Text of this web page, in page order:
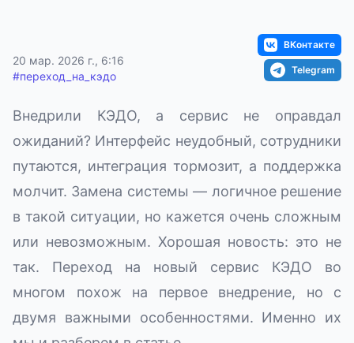
20 мар. 2026 г., 6:16
#переход_на_кэдо
ВКонтакте
Telegram
Внедрили КЭДО, а сервис не оправдал
ожиданий? Интерфейс неудобный, сотрудники
путаются, интеграция тормозит, а поддержка
молчит. Замена системы — логичное решение
в такой ситуации, но кажется очень сложным
или невозможным. Хорошая новость: это не
так. Переход на новый сервис КЭДО во
многом похож на первое внедрение, но с
двумя важными особенностями. Именно их